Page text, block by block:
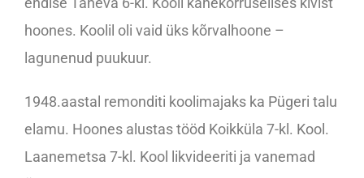
hoones. Koolil oli vaid üks kõrvalhoone –
lagunenud puukuur.
1948.aastal remonditi koolimajaks ka Pügeri talu
elamu. Hoones alustas tööd Koikküla 7-kl. Kool.
Laanemetsa 7-kl. Kool likvideeriti ja vanemad